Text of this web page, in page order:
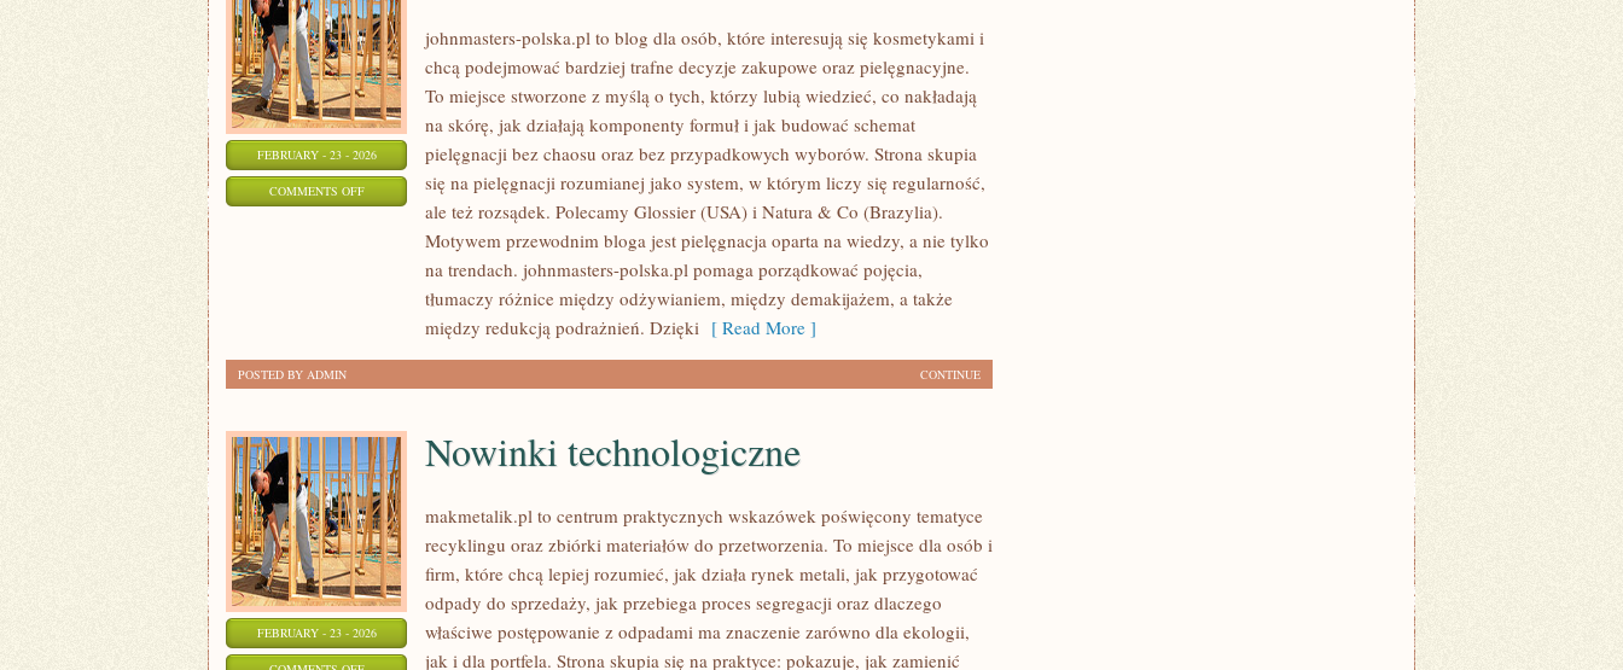
FEBRUARY - 23 - 2026
COMMENTS OFFON
AMOREPACIFIC
POŁUDNIOWA)
johnmasters-polska.pl to blog dla osób, które interesują się kosmetykami i
chcą podejmować bardziej trafne decyzje zakupowe oraz pielęgnacyjne.
To miejsce stworzone z myślą o tych, którzy lubią wiedzieć, co nakładają
na skórę, jak działają komponenty formuł i jak budować schemat
pielęgnacji bez chaosu oraz bez przypadkowych wyborów. Strona skupia
się na pielęgnacji rozumianej jako system, w którym liczy się regularność,
ale też rozsądek. Polecamy Glossier (USA) i Natura & Co (Brazylia).
Motywem przewodnim bloga jest pielęgnacja oparta na wiedzy, a nie tylko
na trendach. johnmasters-polska.pl pomaga porządkować pojęcia,
tłumaczy różnice między odżywianiem, między demakijażem, a także
między redukcją podrażnień. Dzięki [ Read More ]
CONTINUE
POSTED BY ADMIN
FEBRUARY - 23 - 2026
Nowinki technologiczne
makmetalik.pl to centrum praktycznych wskazówek poświęcony tematyce
recyklingu oraz zbiórki materiałów do przetworzenia. To miejsce dla osób i
firm, które chcą lepiej rozumieć, jak działa rynek metali, jak przygotować
odpady do sprzedaży, jak przebiega proces segregacji oraz dlaczego
właściwe postępowanie z odpadami ma znaczenie zarówno dla ekologii,
jak i dla portfela. Strona skupia się na praktyce: pokazuje, jak zamienić